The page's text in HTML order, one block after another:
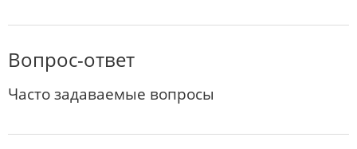
Вопрос-ответ
Часто задаваемые вопросы